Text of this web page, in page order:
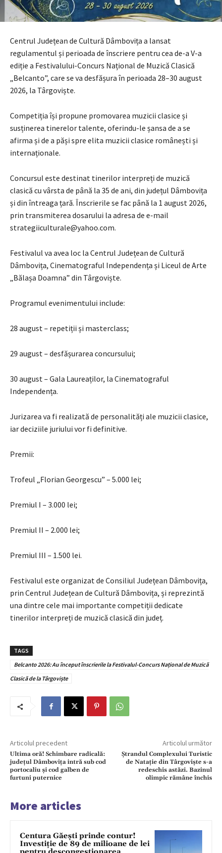
Centrul Județean de Cultură Dâmbovița a lansat
regulamentul și perioada de înscriere pentru cea de-a V-a
ediție a Festivalului-Concurs Național de Muzică Clasică
„Belcanto”, care se va desfășura în perioada 28–30 august
2026, la Târgoviște.
Competiția își propune promovarea muzicii clasice și
susținerea tinerelor talente, oferindu-le șansa de a se
afirma și de a păși spre elita muzicii clasice românești și
internaționale.
Concursul este destinat tinerilor interpreți de muzică
clasică cu vârsta de până la 35 de ani, din județul Dâmbovița
și din întreaga țară. Înscrierile se fac până la 1 august 2026,
prin transmiterea dosarului la adresa de e-mail
strategiiculturale@yahoo.com.
Festivalul va avea loc la Centrul Județean de Cultură
Dâmbovița, Cinematograful Independența și Liceul de Arte
„Bălașa Doamna” din Târgoviște.
Programul evenimentului include:
28 august – repetiții și masterclass;
29 august – desfășurarea concursului;
30 august – Gala Laureaților, la Cinematograful
Independența.
Jurizarea va fi realizată de personalități ale muzicii clasice,
iar deciziile juriului vor fi definitive.
Premii:
Trofeul „Florian Georgescu” – 5.000 lei;
Premiul I – 3.000 lei;
Premiul II – 2.000 lei;
Premiul III – 1.500 lei.
Festivalul este organizat de Consiliul Județean Dâmbovița,
prin Centrul Județean de Cultură Dâmbovița, și reprezintă
una dintre cele mai importante competiții dedicate
tinerilor interpreți de muzică clasică din județ.
TAGS
Belcanto 2026: Au început înscrierile la Festivalul-Concurs Național de Muzică
Clasică de la Târgoviște
Articolul precedent
Ultima oră! Schimbare radicală:
județul Dâmbovița intră sub cod
portocaliu și cod galben de
furtuni puternice
Articolul următor
Ștrandul Complexului Turistic
de Natație din Târgoviște s-a
redeschis astăzi. Bazinul
olimpic rămâne închis
More articles
Centura Găești prinde contur!
Investiție de 89 de milioane de lei